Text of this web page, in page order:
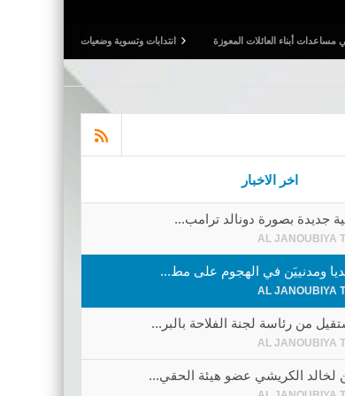
انتدابات وتسوية وضعيات.. وترفيع في أجور المدرسين النواب
اخر الاخبار
جديدة بصورة دونالد ترامب...
AL JANOUBIYA
AL JANOUBIYA
من رئاسة لجنة الفلاحة بالبر...
AL JANOUBIYA
لخالد الكريشي عضو هيئة الحقي...